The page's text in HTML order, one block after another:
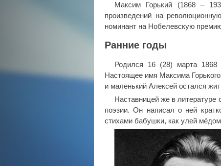
Максим Горький (1868 –
произведений на
номинант на Нобелевскую
Ранние годы
Родился 16 (28) марта 1868
Настоящее имя Максима
и маленький Алексей остался
Наставницей же в литературе
поэзии. Он написал о ней
стихами бабушки, как улей